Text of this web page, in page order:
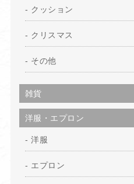
クッション
クリスマス
その他
雑貨
洋服・エプロン
洋服
エプロン